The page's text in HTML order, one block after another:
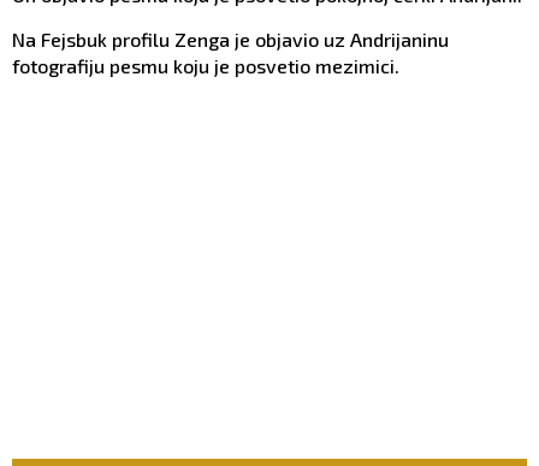
Na Fejsbuk profilu Zenga je objavio uz Andrijaninu
fotografiju pesmu koju je posvetio mezimici.